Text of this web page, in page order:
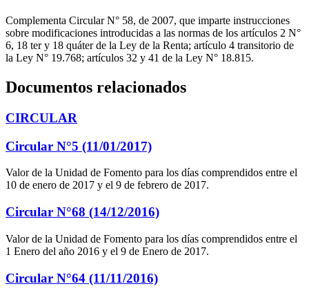
Complementa Circular N° 58, de 2007, que imparte instrucciones
sobre modificaciones introducidas a las normas de los artículos 2 N°
6, 18 ter y 18 quáter de la Ley de la Renta; artículo 4 transitorio de
la Ley N° 19.768; artículos 32 y 41 de la Ley N° 18.815.
Documentos relacionados
CIRCULAR
Circular N°5 (11/01/2017)
Valor de la Unidad de Fomento para los días comprendidos entre el
10 de enero de 2017 y el 9 de febrero de 2017.
Circular N°68 (14/12/2016)
Valor de la Unidad de Fomento para los días comprendidos entre el
1 Enero del año 2016 y el 9 de Enero de 2017.
Circular N°64 (11/11/2016)